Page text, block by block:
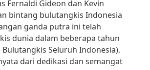
Fernaldi Gideon dan Kevin
bintang bulutangkis Indonesia
ganda putra ini telah
dunia dalam beberapa tahun
Seluruh Indonesia),
dari dedikasi dan semangat